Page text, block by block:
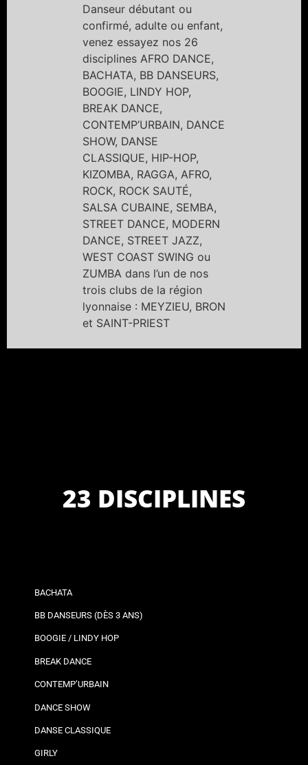
Danseur débutant ou
confirmé, adulte ou enfant,
venez essayez nos 26
disciplines AFRO DANCE,
BACHATA, BB DANSEURS,
BOOGIE, LINDY HOP,
BREAK DANCE,
CONTEMP’URBAIN, DANCE
SHOW, DANSE
CLASSIQUE, HIP-HOP,
KIZOMBA, RAGGA, AFRO,
ROCK, ROCK SAUTÉ,
SALSA CUBAINE, SEMBA,
STREET DANCE, MODERN
DANCE, STREET JAZZ,
WEST COAST SWING ou
ZUMBA dans l’un de nos
trois clubs de la région
lyonnaise : MEYZIEU, BRON
et SAINT-PRIEST
23 DISCIPLINES
BACHATA
BB DANSEURS (DÈS 3 ANS)
BOOGIE / LINDY HOP
BREAK DANCE
CONTEMP’URBAIN
DANCE SHOW
DANSE CLASSIQUE
GIRLY